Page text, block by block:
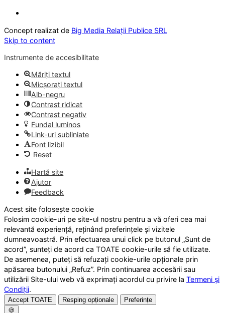
Concept realizat de Big Media Relații Publice SRL
Skip to content
Instrumente de accesibilitate
Măriți textul
Micșorați textul
Alb-negru
Contrast ridicat
Contrast negativ
Fundal luminos
Link-uri subliniate
Font lizibil
Reset
Hartă site
Ajutor
Feedback
Acest site folosește cookie
Folosim cookie-uri pe site-ul nostru pentru a vă oferi cea mai
relevantă experiență, reținând preferințele și vizitele
dumneavoastră. Prin efectuarea unui click pe butonul „Sunt de
acord”, sunteți de acord ca TOATE cookie-urile să fie utilizate.
De asemenea, puteți să refuzați cookie-urile opționale prin
apăsarea butonului „Refuz”. Prin continuarea accesării sau
utilizării Site-ului web vă exprimați acordul cu privire la Termeni și
Condiții.
Accept TOATE Resping opționale
Preferințe
🍪